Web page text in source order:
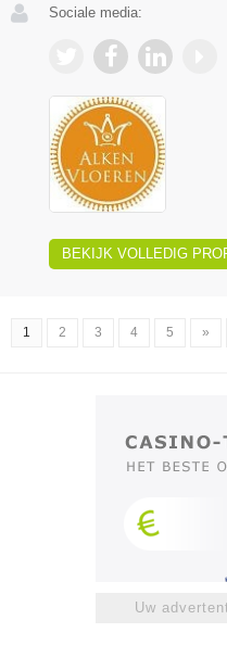
Sociale media:
BEKIJK VOLLEDIG
1 2 3 4 5 »
Uw